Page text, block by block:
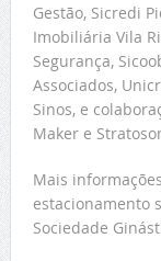
Gestão, Sicredi
Imobiliária Vila
Segurança,
Associados,
Sinos, e
Maker e
Mais
estacionamento
Sociedade